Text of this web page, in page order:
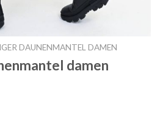
DAUNENMANTEL DAMEN
damen